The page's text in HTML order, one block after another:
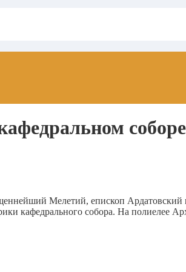
Мелетий, епископ
кафедрального собора. На полиелее